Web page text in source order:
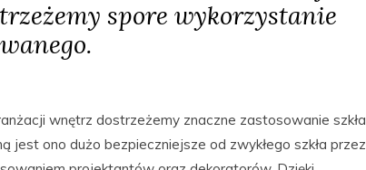
spore wykorzystanie
wnętrz dostrzeżemy znaczne zastosowanie szkła
jest ono dużo bezpieczniejsze od zwykłego szkła przez